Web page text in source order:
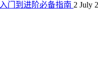
门到进阶必备指南 2 July